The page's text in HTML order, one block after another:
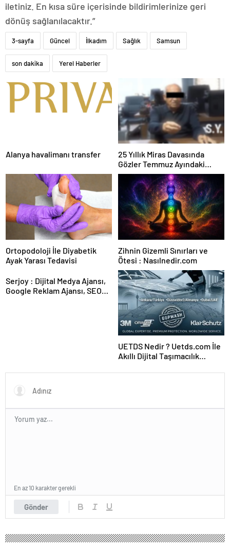
iletiniz. En kısa süre içerisinde bildirimlerinize geri
dönüş sağlanılacaktır.”
3-sayfa Güncel İlkadım Sağlık Samsun
son dakika Yerel Haberler
Alanya havalimanı transfer
25 Yıllık Miras Davasında
Gözler Temmuz Ayındaki
Karar Duruşmasına Çevrildi
Ortopodoloji İle Diyabetik
Ayak Yarası Tedavisi
Zihnin Gizemli Sınırları ve
Ötesi : Nasılnedir.com
Serjoy : Dijital Medya Ajansı,
Google Reklam Ajansı, SEO
UETDS Nedir ? Uetds.com İle
Akıllı Dijital Taşımacılık
Gönder
En az 10 karakter gerekli